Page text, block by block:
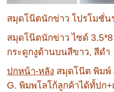
สมุดโน๊ตนักข่าว โปรโมชั่น
สมุดโน๊ตนักข่าว ไซด์ 3.5*8
กระดูกงูด้านบนสีขาว, สีดำ
ปกหน้า-หลัง สมุดโน๊ต พิมพ์
G. พิมพโลโก้ลูกค้าได้ทั้ปก+